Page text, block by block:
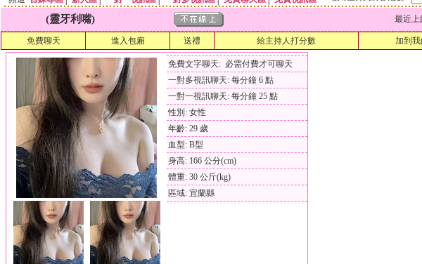
(靈牙利嘴) 最近上
免費聊天 進入包廂 送禮 給主持人打分數 加到
免費文字聊天: 必需付費才可聊天
一對多視訊聊天: 每分鐘 6 點
一對一視訊聊天: 每分鐘 25 點
性別: 女性
年齡: 29 歲
血型: B型
身高: 166 公分(cm)
體重: 30 公斤(kg)
區域: 宜蘭縣